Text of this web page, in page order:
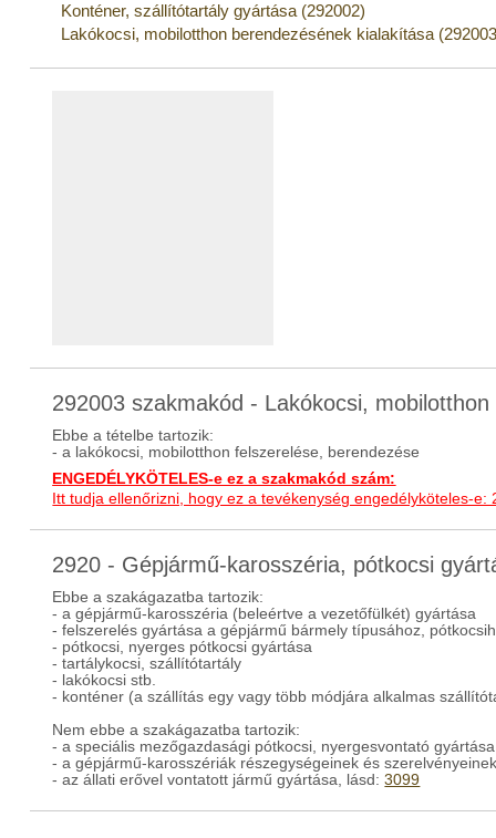
Konténer, szállítótartály gyártása (292002)
Lakókocsi, mobilotthon berendezésének kialakítása
292003 szakmakód - Lakókocsi,
Ebbe a tételbe tartozik:
- a lakókocsi, mobilotthon felszerelése, berendezése
ENGEDÉLYKÖTELES-e ez a szakmakód szám:
Itt tudja ellenőrizni, hogy ez a tevékenység engedélyköteles-e:
2920 - Gépjármű-karosszéria, pótkocsi
Ebbe a szakágazatba tartozik:
- a gépjármű-karosszéria (beleértve a vezetőfülkét) gyártása
- felszerelés gyártása a gépjármű bármely típusához,
- pótkocsi, nyerges pótkocsi gyártása
- tartálykocsi, szállítótartály
- lakókocsi stb.
- konténer (a szállítás egy vagy több módjára alkalmas
Nem ebbe a szakágazatba tartozik:
- a speciális mezőgazdasági pótkocsi, nyergesvontató
- a gépjármű-karosszériák részegységeinek és
- az állati erővel vontatott jármű gyártása, lásd:3099